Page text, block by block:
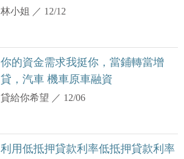
林小姐 ／ 12/12
你的資金需求我挺你，當鋪轉當增
貸，汽車 機車原車融資
貸給你希望 ／ 12/06
利用低抵押貸款利率低抵押貸款利率